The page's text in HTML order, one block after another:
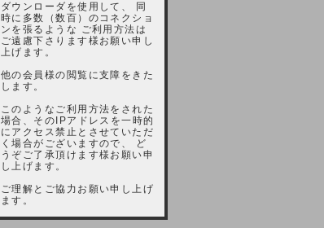
ダウンローダを使用して、 同
時に多数（数百）のコネクショ
ンを張るような ご利用方法は
ご遠慮下さります様お願い申し
上げます。
他の会員様の閲覧に支障をきた
します。
このようなご利用方法をされた
場合、そのIPアドレスを一時的
にアクセス禁止とさせていただ
く場合がございますので、 ど
うぞご了承頂けます様お願い申
し上げます。
ご理解とご協力お願い申し上げ
ます。